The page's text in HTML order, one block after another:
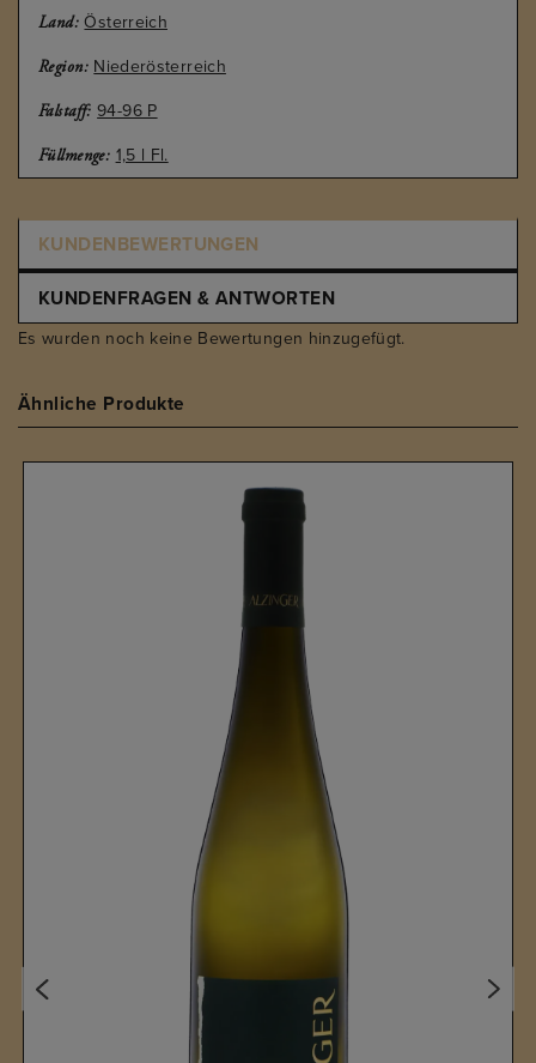
Land: Österreich
Region: Niederösterreich
Falstaff: 94-96 P
Füllmenge: 1,5 l Fl.
KUNDENBEWERTUNGEN
KUNDENFRAGEN & ANTWORTEN
Es wurden noch keine Bewertungen hinzugefügt.
Ähnliche Produkte